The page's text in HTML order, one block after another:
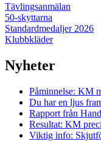
Tävlingsanmälan
50-skyttarna
Standardmedaljer 2026
Klubbkläder
Nyheter
Påminnelse: KM
Du har en ljus
Rapport från
Resultat: KM
Viktig info: